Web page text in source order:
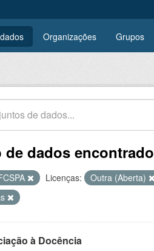
Organizações Grupos
dados encontrado
Licenças: Outra (Aberta)
à Docência